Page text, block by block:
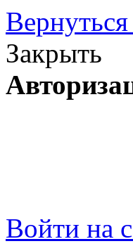
Закрыть
Войти на